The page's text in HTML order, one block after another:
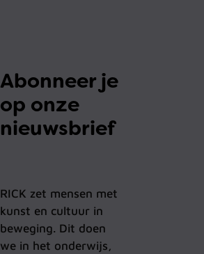
Abonneer je
op onze
nieuwsbrief
RICK zet mensen met
kunst en cultuur in
beweging. Dit doen
we in het onderwijs,